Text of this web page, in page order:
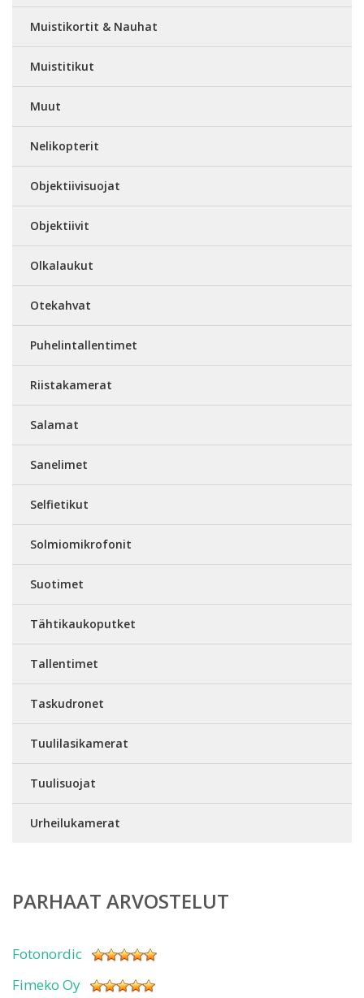
Muistikortit & Nauhat
Muistitikut
Muut
Nelikopterit
Objektiivisuojat
Objektiivit
Olkalaukut
Otekahvat
Puhelintallentimet
Riistakamerat
Salamat
Sanelimet
Selfietikut
Solmiomikrofonit
Suotimet
Tähtikaukoputket
Tallentimet
Taskudronet
Tuulilasikamerat
Tuulisuojat
Urheilukamerat
PARHAAT ARVOSTELUT
Fotonordic
Fimeko Oy